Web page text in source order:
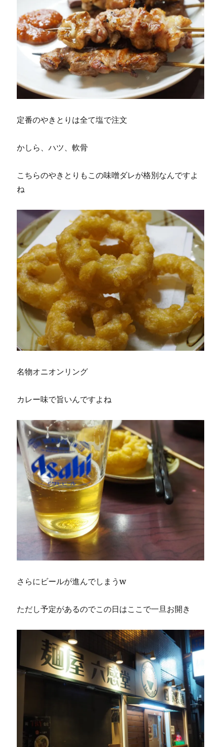
定番のやきとりは全て塩で注文
かしら、ハツ、軟骨
こちらのやきとりもこの味噌ダレが格別なんですよ
ね
名物オニオンリング
カレー味で旨いんですよね
さらにビールが進んでしまうw
ただし予定があるのでこの日はここで一旦お開き